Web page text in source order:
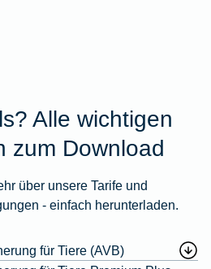
Alle wichtigen
zum Download
über unsere Tarife und
- einfach herunterladen.
für Tiere (AVB)